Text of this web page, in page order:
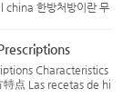
한방처방이란 무
Characteristics
点 Las recetas de hi